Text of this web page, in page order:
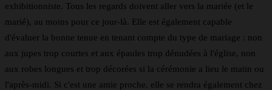
exhibitionniste. Tous les regards doivent aller vers la mariée (et le
marié), au moins pour ce jour-là. Elle est également capable
d'évaluer la bonne tenue en tenant compte du type de mariage : non
aux jupes trop courtes et aux épaules trop dénudées à l'église, non
aux robes longues et trop décorées si la cérémonie a lieu le matin ou
l'après-midi. Si c'est une amie proche, elle se rendra également chez